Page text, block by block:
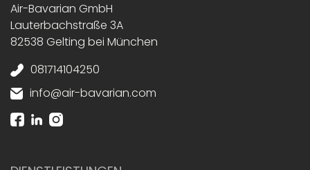
Air-Bavarian GmbH
Lauterbachstraße 3A
82538 Gelting bei München
081714104250
info@air-bavarian.com